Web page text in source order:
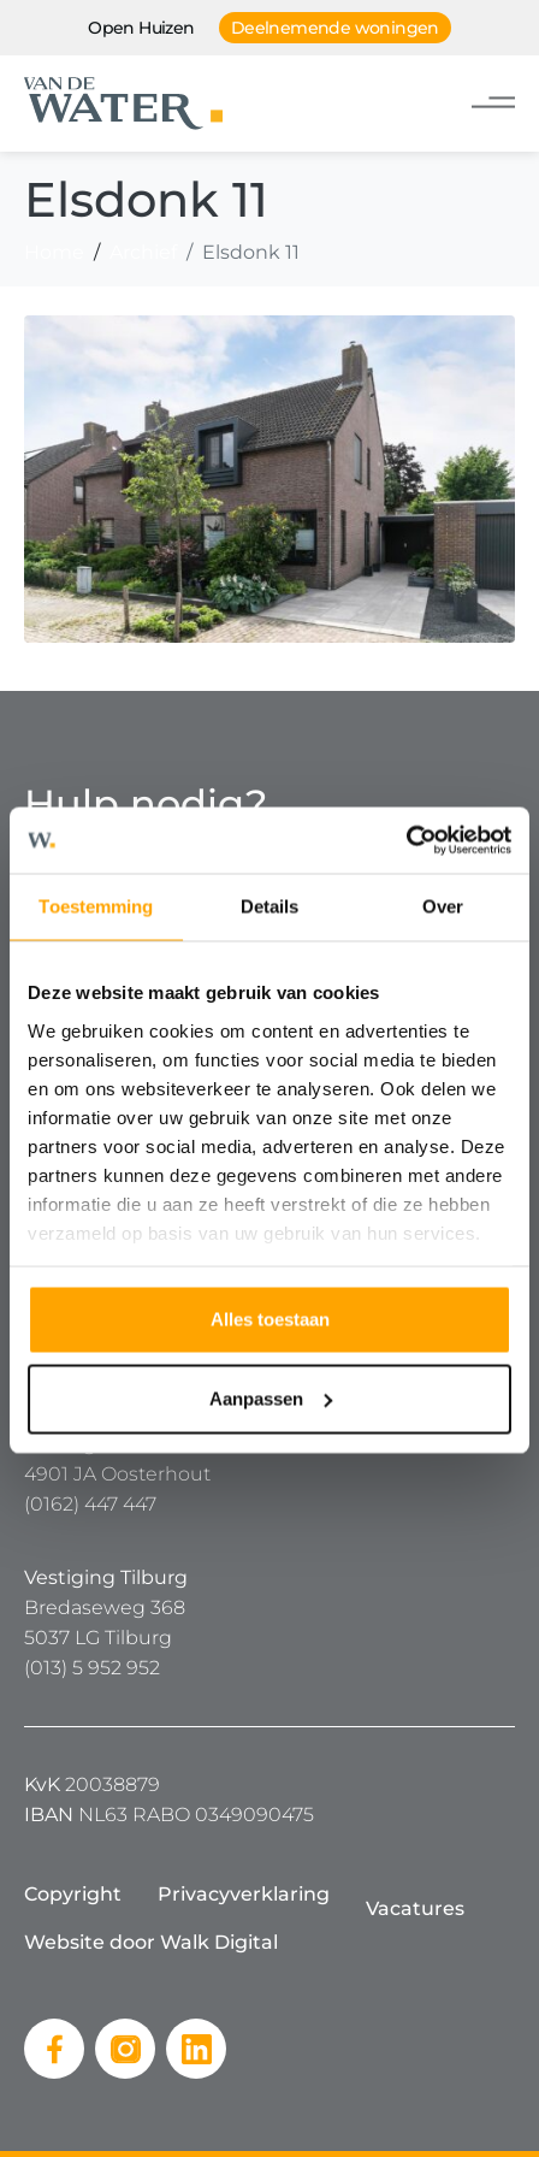
Toestemming Details Over
Deze website maakt gebruik van cookies
We gebruiken cookies om content en advertenties te
personaliseren, om functies voor social media te bieden
en om ons websiteverkeer te analyseren. Ook delen we
informatie over uw gebruik van onze site met onze
partners voor social media, adverteren en analyse. Deze
partners kunnen deze gegevens combineren met andere
informatie die u aan ze heeft verstrekt of die ze hebben
verzameld op basis van uw gebruik van hun services.
Alles toestaan
Aanpassen
Open Huizen Deelnemende woningen
Elsdonk 11
Elsdonk 11
Hulp nodig?
We helpen je graag!
Kosteloos, vrijblijvend en altijd met
een nuchtere blik.
Contact
Ontmoet ons team
Vestiging Breda
Vestiging Oosterhout
4901 JA Oosterhout
(0162) 447 447
Vestiging Tilburg
Bredaseweg 368
5037 LG Tilburg
(013) 5 952 952
KvK 20038879
IBAN NL63 RABO 0349090475
Copyright Privacyverklaring
Vacatures
Website door Walk Digital